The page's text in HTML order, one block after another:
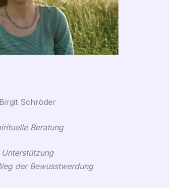
Birgit Schröder
Beratung
Unterstützung
der Bewusstwerdung